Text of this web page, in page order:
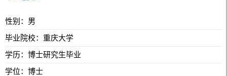
性别：男
毕业院校：重庆大学
学历：博士研究生毕业
学位：博士